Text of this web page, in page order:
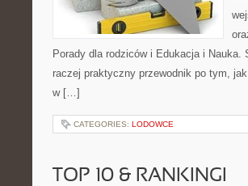
Porady dla rodziców i Edukacja i
raczej praktyczny przewodnik po tym,
w […]
CATEGORIES: LODOWCE
TOP 10 & RANKINGI